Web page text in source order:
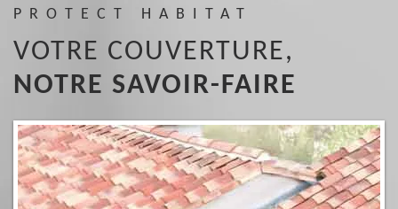
PROTECT HABITAT
VOTRE COUVERTURE,
NOTRE SAVOIR-FAIRE